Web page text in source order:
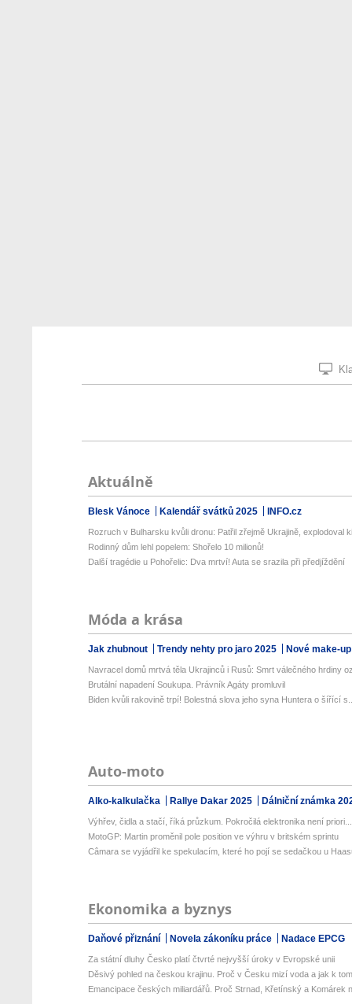
Aktuálně
Blesk Vánoce Kalendář svátků 2025 INFO.cz
Rozruch v Bulharsku kvůli dronu: Patřil zřejmě Ukrajině, explodoval
Rodinný dům lehl popelem: Shořelo 10 milionů!
Další tragédie u Pohořelic: Dva mrtví! Auta se srazila při předjíždění
Móda a krása
Jak zhubnout Trendy nehty pro jaro 2025 Nové make-
Navracel domů mrtvá těla Ukrajinců i Rusů: Smrt válečného hrdiny
Brutální napadení Soukupa. Právník Agáty promluvil
Biden kvůli rakovině trpí! Bolestná slova jeho syna Huntera o šířící
Auto-moto
Alko-kalkulačka Rallye Dakar 2025 Dálniční známka
Výhřev, čidla a stačí, říká průzkum. Pokročilá elektronika není priori...
MotoGP: Martin proměnil pole position ve výhru v britském sprintu
Câmara se vyjádřil ke spekulacím, které ho pojí se sedačkou u
Ekonomika a byznys
Daňové přiznání Novela zákoníku práce Nadace EPCG
Za státní dluhy Česko platí čtvrté nejvyšší úroky v Evropské unii
Děsivý pohled na českou krajinu. Proč v Česku mizí voda a jak k
Emancipace českých miliardářů. Proč Strnad, Křetínský a Komárek